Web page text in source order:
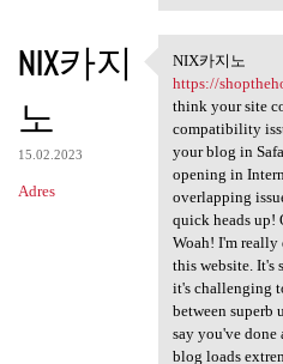
NIX카지
노
15.02.2023
Adres
NIX카지노
NIX카지노
https://
think your site
compatibility
your blog in
opening in
overlapping
quick heads up!
Woah! I'm
this website. It's
it's challenging
between superb
say you've
blog loads